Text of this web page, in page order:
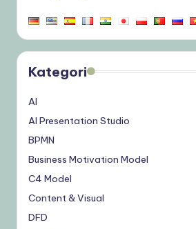
Kategori
AI
AI Presentation Studio
BPMN
Business Motivation Model
C4 Model
Content & Visual
DFD